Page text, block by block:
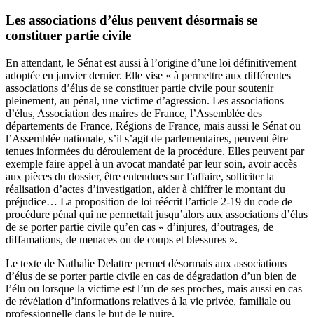
Les associations d’élus peuvent désormais se
constituer partie civile
En attendant, le Sénat est aussi à l’origine d’une loi définitivement
adoptée en janvier dernier. Elle vise « à permettre aux différentes
associations d’élus de se constituer partie civile pour soutenir
pleinement, au pénal, une victime d’agression. Les associations
d’élus, Association des maires de France, l’Assemblée des
départements de France, Régions de France, mais aussi le Sénat ou
l’Assemblée nationale, s’il s’agit de parlementaires, peuvent être
tenues informées du déroulement de la procédure. Elles peuvent par
exemple faire appel à un avocat mandaté par leur soin, avoir accès
aux pièces du dossier, être entendues sur l’affaire, solliciter la
réalisation d’actes d’investigation, aider à chiffrer le montant du
préjudice… La proposition de loi réécrit l’article 2-19 du code de
procédure pénal qui ne permettait jusqu’alors aux associations d’élus
de se porter partie civile qu’en cas « d’injures, d’outrages, de
diffamations, de menaces ou de coups et blessures ».
Le texte de Nathalie Delattre permet désormais aux associations
d’élus de se porter partie civile en cas de dégradation d’un bien de
l’élu ou lorsque la victime est l’un de ses proches, mais aussi en cas
de révélation d’informations relatives à la vie privée, familiale ou
professionnelle dans le but de le nuire.